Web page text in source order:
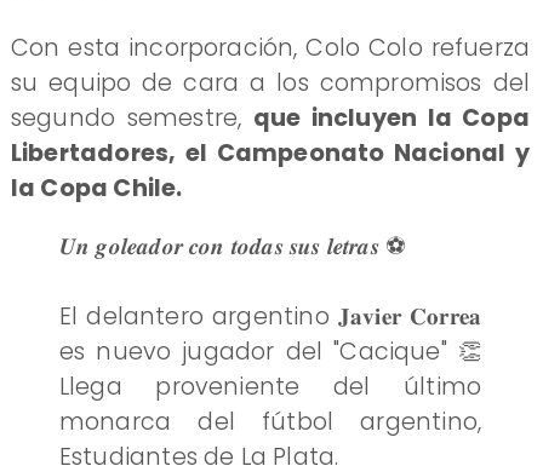
Con esta incorporación, Colo Colo refuerza
su equipo de cara a los compromisos del
segundo semestre, que incluyen la Copa
Libertadores, el Campeonato Nacional y
la Copa Chile.
𝑼𝒏 𝒈𝒐𝒍𝒆𝒂𝒅𝒐𝒓 𝒄𝒐𝒏 𝒕𝒐𝒅𝒂𝒔 𝒔𝒖𝒔 𝒍𝒆𝒕𝒓𝒂𝒔 ⚽️
El delantero argentino 𝐉𝐚𝐯𝐢𝐞𝐫 𝐂𝐨𝐫𝐫𝐞𝐚
es nuevo jugador del "Cacique" 👏
Llega proveniente del último
monarca del fútbol argentino,
Estudiantes de La Plata.